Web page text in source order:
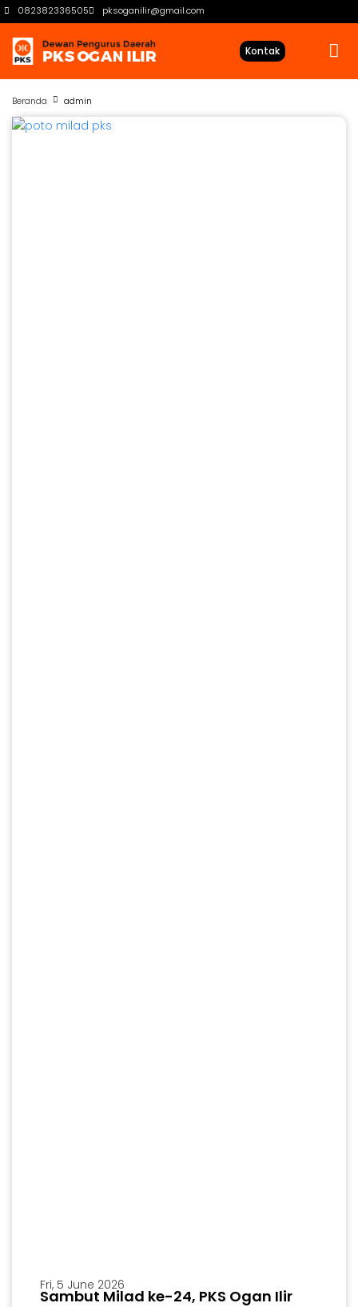
082382336505 pksoganilir@gmail.com
Kontak
Beranda admin
Fri, 5 June 2026
Sambut Milad ke-24, PKS Ogan Ilir